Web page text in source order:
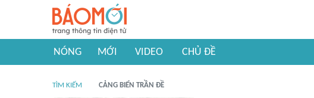
NÓNG MỚI VIDEO CHỦ ĐỀ
TÌM KIẾM CẢNG BIỂN TRẦN ĐỀ